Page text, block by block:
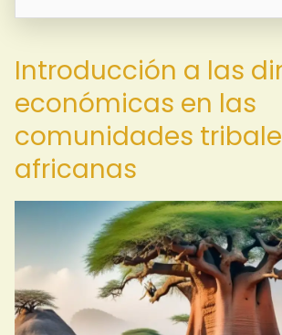
Introducción a las
económicas en las
comunidades
africanas